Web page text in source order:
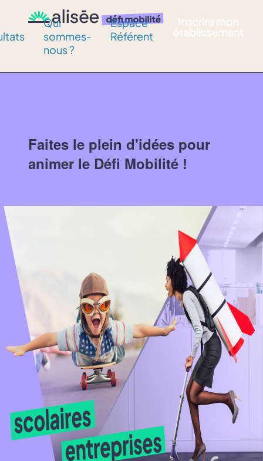
Qui
sommes-
nous ?
Espace
Référent
Inscrire mon
établissement
Faites le plein d'idées pour
animer le Défi Mobilité !